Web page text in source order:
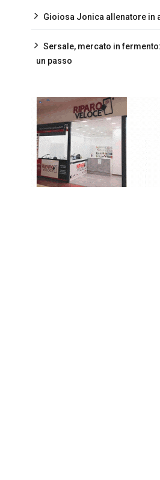
Gioiosa Jonica allenatore in
Sersale, mercato in
un passo